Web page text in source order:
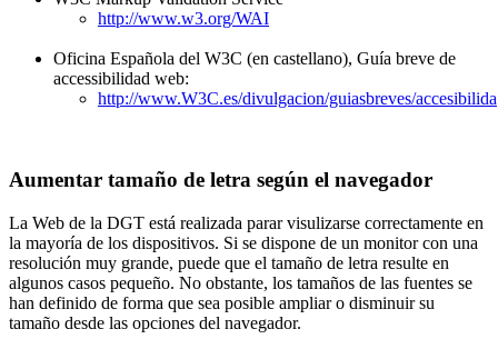
http://www.w3.org/WAI
Oficina Española del W3C (en castellano), Guía breve de
accessibilidad web:
http://www.W3C.es/divulgacion/guiasbreves/accesibilida
Aumentar tamaño de letra según el navegador
La Web de la DGT está realizada parar visulizarse correctamente en
la mayoría de los dispositivos. Si se dispone de un monitor con una
resolución muy grande, puede que el tamaño de letra resulte en
algunos casos pequeño. No obstante, los tamaños de las fuentes se
han definido de forma que sea posible ampliar o disminuir su
tamaño desde las opciones del navegador.